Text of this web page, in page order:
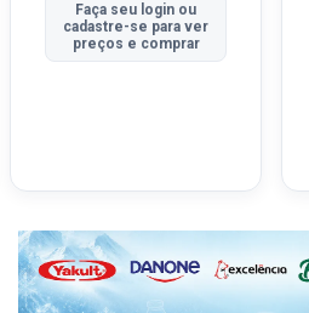
Faça seu login ou
cadastre-se para ver
preços e comprar